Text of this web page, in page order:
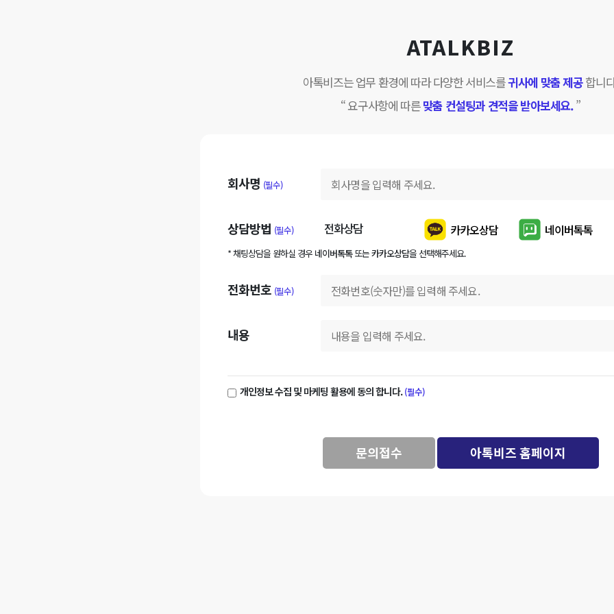
ATALKBIZ
아톡비즈는 업무 환경에 따라 다양한 서비스를귀사에 맞춤 제공합니
“ 요구사항에 따른맞춤 컨설팅과 견적을 받아보세요.”
회사명 (필수)
상담방법 (필수) 전화상담 카카오상담 네이버톡톡
* 채팅상담을 원하실 경우 네이버톡톡또는카카오상담을 선택해주세요.
전화번호 (필수)
내용
개인정보 수집 및 마케팅 활용에 동의 합니다.(필수)
문의접수 아톡비즈 홈페이지